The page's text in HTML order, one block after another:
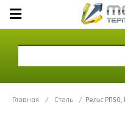
Главная / Сталь / Рельс